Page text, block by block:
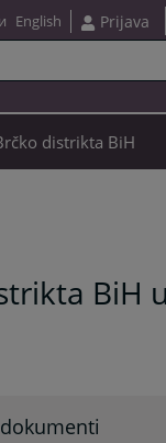
English Prijava
distrikta BiH
BiH u